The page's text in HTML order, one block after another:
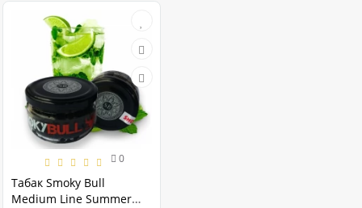
0
Табак Smoky Bull
Medium Line Summer